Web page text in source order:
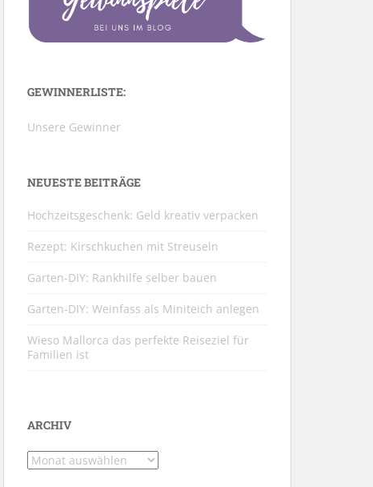
GEWINNERLISTE:
Unsere Gewinner
NEUESTE BEITRÄGE
Hochzeitsgeschenk: Geld kreativ verpacken
Rezept: Kirschkuchen mit Streuseln
Garten-DIY: Rankhilfe selber bauen
Garten-DIY: Weinfass als Miniteich anlegen
Wieso Mallorca das perfekte Reiseziel für
Familien ist
ARCHIV
Archiv